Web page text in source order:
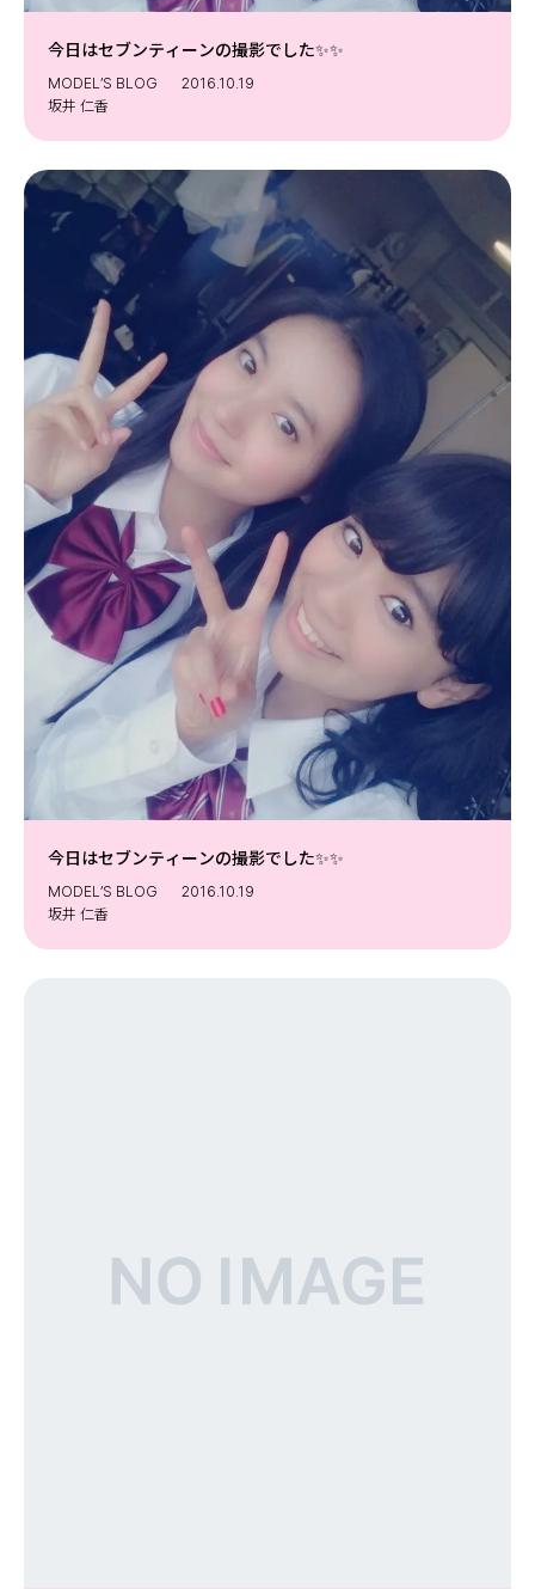
今日はセブンティーンの撮影でした✨✨
MODEL’S BLOG
2016.10.19
坂井 仁香
今日はセブンティーンの撮影でした✨✨
MODEL’S BLOG
2016.10.19
坂井 仁香